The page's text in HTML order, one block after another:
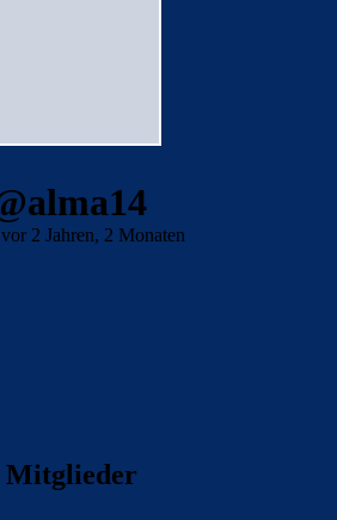
2 Jahren, 2 Monaten